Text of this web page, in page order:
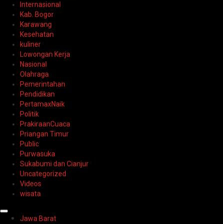
Internasional
Kab. Bogor
Karawang
Kesehatan
kuliner
Lowongan Kerja
Nasional
Olahraga
Pemerintahan
Pendidikan
PertamaxNaik
Politik
PrakiraanCuaca
Priangan Timur
Public
Purwasuka
Sukabumi dan Cianjur
Uncategorized
Videos
wisata
PrimaryJawa Barat